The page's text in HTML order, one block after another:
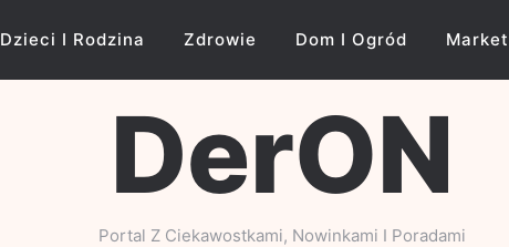
Dzieci I Rodzina Zdrowie Dom I Ogród
DerON
Portal Z Ciekawostkami, Nowinkami I Poradami